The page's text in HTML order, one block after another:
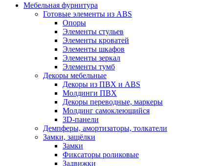
Мебельная фурнитура
Готовые элементы из ABS
Опоры
Элементы стульев
Элементы кроватей
Элементы шкафов
Элементы зеркал
Элементы тумб
Декоры мебельные
Декоры из ПВХ и ABS
Молдинги ПВХ
Декоры переводные, маркеры
Молдинг самоклеющийся
3D-панели
Демпферы, амортизаторы, толкатели
Замки, защёлки
Замки
Фиксаторы роликовые
Задвижки